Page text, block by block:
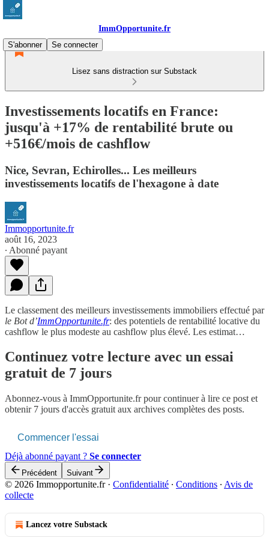
ImmOpportunite.fr
S'abonner
Se connecter
Lisez sans distraction sur Substack
Investissements locatifs en France:
jusqu'à +17% de rentabilité brute ou
+516€/mois de cashflow
Nice, Sevran, Echirolles... Les meilleurs
investissements locatifs de l'hexagone à date
Immopportunite.fr
août 16, 2023
∙ Abonné payant
Le classement des meilleurs investissements immobiliers effectué par
le Bot d’ImmOpportunite.fr: des potentiels de rentabilité locative du
cashflow le plus modeste au cashflow plus élevé. Les estimat…
Continuez votre lecture avec un essai
gratuit de 7 jours
Abonnez-vous à ImmOpportunite.frpour continuer à lire ce post et
obtenir 7 jours d'accès gratuit aux archives complètes des posts.
Commencer l'essai
Déjà abonné payant ? Se connecter
Précédent Suivant
© 2026 Immopportunite.fr· Confidentialité ∙ Conditions ∙ Avis de
collecte
Lancez votre Substack